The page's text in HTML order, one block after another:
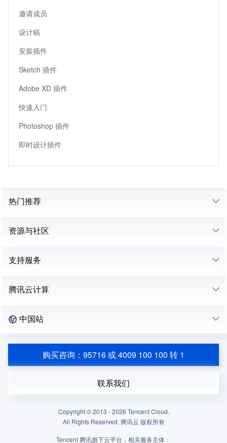
邀请成员
设计稿
安装插件
Sketch 插件
Adobe XD 插件
快速入门
Photoshop 插件
即时设计插件
热门推荐
资源与社区
支持服务
腾讯云计算
中国站
购买咨询：95716 或 4009 100 100 转 1
联系我们
Copyright © 2013 -2026 Tencent Cloud.
All Rights Reserved. 腾讯云 版权所有
Tencent 腾讯旗下云平台，相关服务主体：